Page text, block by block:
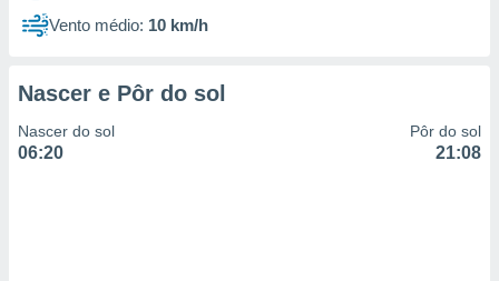
Vento médio: 10 km/h
Nascer e Pôr do sol
Nascer do sol
06:20
Pôr do sol
21:08